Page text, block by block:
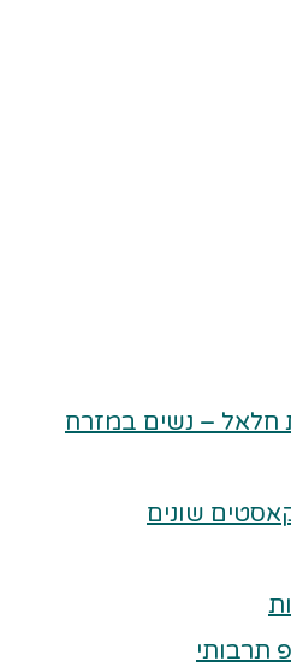
חלאל – נשים במזרח
שונים
תרבותי